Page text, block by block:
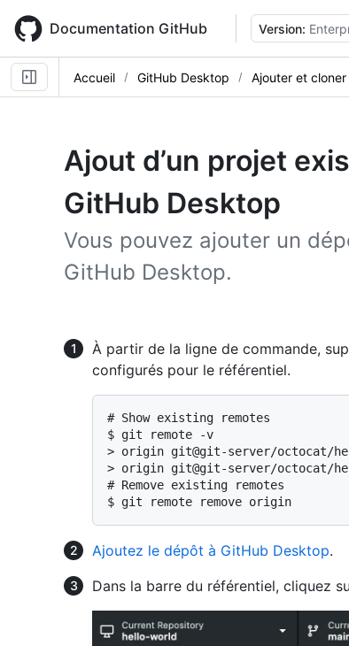
main
content
Documentation GitHub Version:
Accueil GitHub Desktop Ajouter et
Ajout d’un projet
GitHub Desktop
Vous pouvez ajouter un
GitHub Desktop.
À partir de la ligne de commande,
configurés pour le référentiel.
# Show existing remotes
$ git remote -v
> origin git@git-server/octocat/
> origin git@git-server/octocat/
# Remove existing remotes
$ git remote remove origin
Ajoutez le dépôt à GitHub Desktop.
Dans la barre du référentiel, cliquez